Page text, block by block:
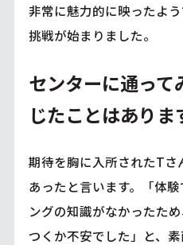
非常に魅力的に映ったよ
挑戦が始まりました。
センターに通っ
じたことはありま
期待を胸に入所されたTさ
あったと言います。「体
ングの知識がなかったた
つくか不安でした」と、